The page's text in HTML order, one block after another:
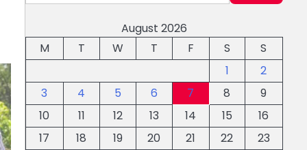
August 2026
M
T W T F S
S
1
2
3
4 5 6 7 8
9
10
11 12 13 14 15
16
17
18 19 20 21 22
23